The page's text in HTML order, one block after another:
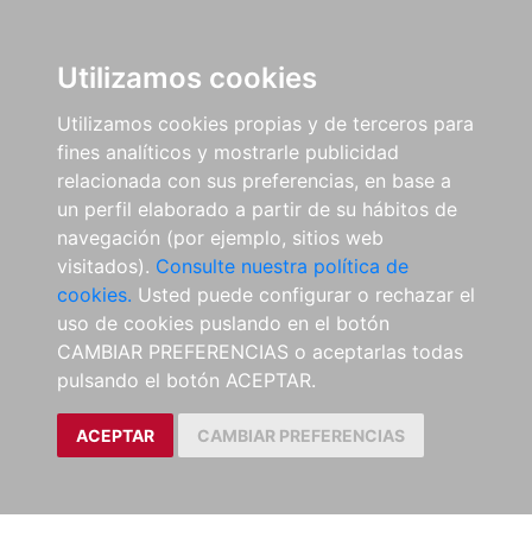
Utilizamos cookies
Utilizamos cookies propias y de terceros para
fines analíticos y mostrarle publicidad
relacionada con sus preferencias, en base a
un perfil elaborado a partir de su hábitos de
navegación (por ejemplo, sitios web
visitados). Consulte nuestra política de
cookies. Usted puede configurar o rechazar el
uso de cookies puslando en el botón
CAMBIAR PREFERENCIAS o aceptarlas todas
pulsando el botón ACEPTAR.
ACEPTAR CAMBIAR PREFERENCIAS